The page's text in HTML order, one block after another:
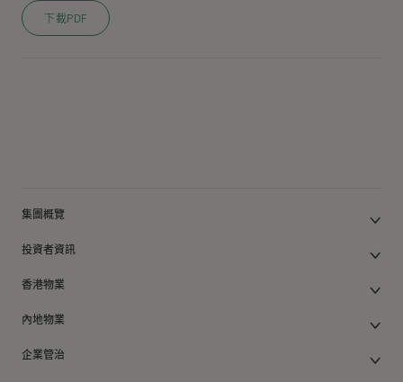
下載PDF
集團概覽
集團架構
我們的創辦人
50周年
內地業務
投資者資訊
股東週年大會文件
中期報告/年報及可持續發展報告
以電子方式發布公司通訊之安排
香港物業
其他物業
香港出租物業
內地物業
內地出租物業
企業管治